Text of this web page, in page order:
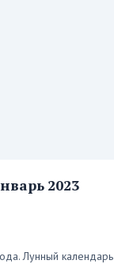
2023
Лунный календарь